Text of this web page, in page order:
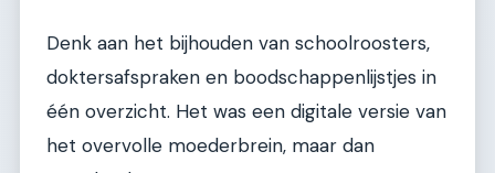
Denk aan het bijhouden van schoolroosters,
doktersafspraken en boodschappenlijstjes in
één overzicht. Het was een digitale versie van
het overvolle moederbrein, maar dan